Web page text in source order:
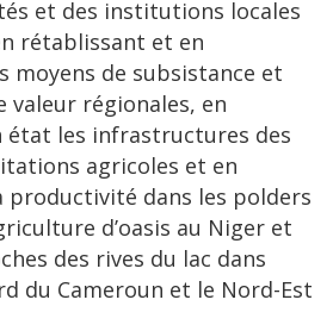
et des institutions locales
rétablissant et en
moyens de subsistance et
valeur régionales, en
les infrastructures des
agricoles et en
productivité dans les polders
d’oasis au Niger et
des rives du lac dans
du Cameroun et le Nord-Est